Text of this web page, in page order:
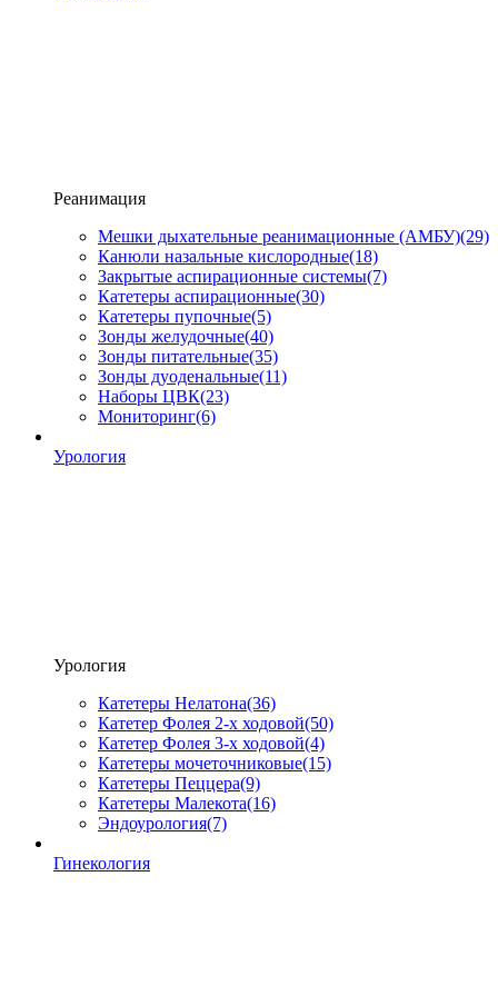
Реанимация
Мешки дыхательные реанимационные (АМБУ)(29)
Канюли назальные кислородные(18)
Закрытые аспирационные системы(7)
Катетеры аспирационные(30)
Катетеры пупочные(5)
Зонды желудочные(40)
Зонды питательные(35)
Зонды дуоденальные(11)
Наборы ЦВК(23)
Мониторинг(6)
Урология
Урология
Катетеры Нелатона(36)
Катетер Фолея 2-х ходовой(50)
Катетер Фолея 3-х ходовой(4)
Катетеры мочеточниковые(15)
Катетеры Пеццера(9)
Катетеры Малекота(16)
Эндоурология(7)
Гинекология